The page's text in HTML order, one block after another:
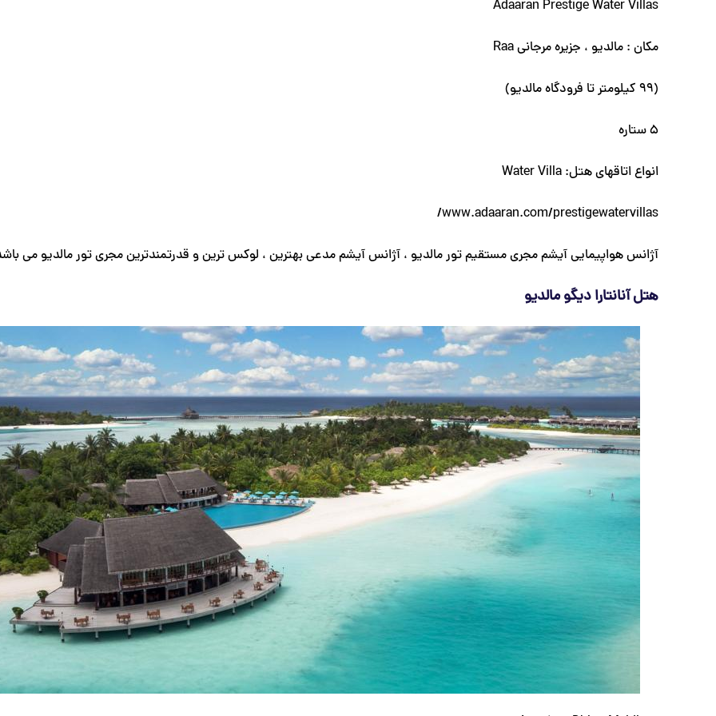
Adaaran Prestige Water Villas
مکان : مالدیو ، جزیره مرجانی Raa
(99 کیلومتر تا فرودگاه مالدیو)
5 ستاره
انواع اتاقهای هتل: Water Villa
www.adaaran.com/prestigewatervillas/
آژانس هواپیمایی آیشم مجری مستقیم تور مالدیو ، آژانس آیشم مدعی بهترین ، لوکس ترین و قدرتمندترین مجری تور مالدیو می
هتل آنانتارا دیگو مالدیو